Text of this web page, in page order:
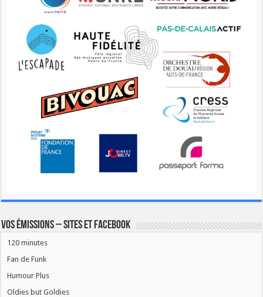
Vos émissions – Sites et Facebook
120 minutes
Fan de Funk
Humour Plus
Oldies but Goldies